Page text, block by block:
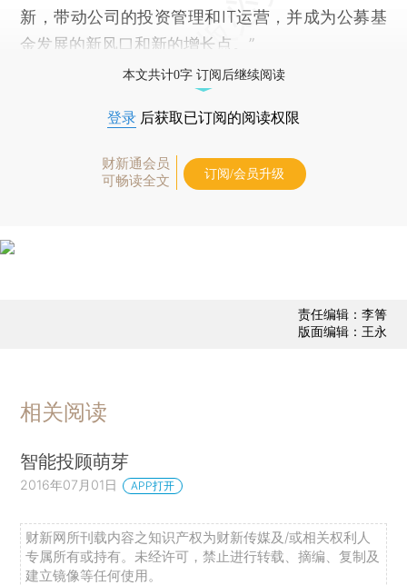
新，带动公司的投资管理和IT运营，并成为公募基
金发展的新风口和新的增长点。”
本文共计0字 订阅后继续阅读
登录 后获取已订阅的阅读权限
财新通会员
可畅读全文
订阅/会员升级
责任编辑：李箐
版面编辑：王永
相关阅读
智能投顾萌芽
2016年07月01日 APP打开
财新网所刊载内容之知识产权为财新传媒及/或相关权利人
专属所有或持有。未经许可，禁止进行转载、摘编、复制及
建立镜像等任何使用。